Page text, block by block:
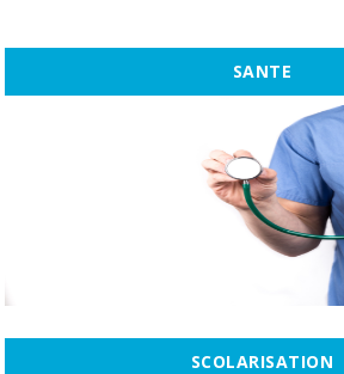
SANTE
SCOLARISATION